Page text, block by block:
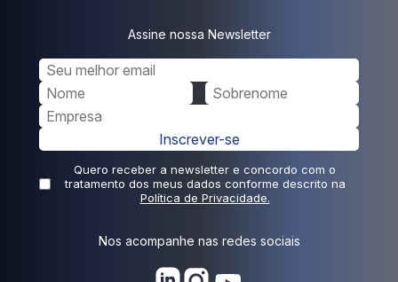
Assine nossa Newsletter
Inscrever-se
Quero receber a newsletter e concordo com o
tratamento dos meus dados conforme descrito na
Política de Privacidade.
Nos acompanhe nas redes sociais